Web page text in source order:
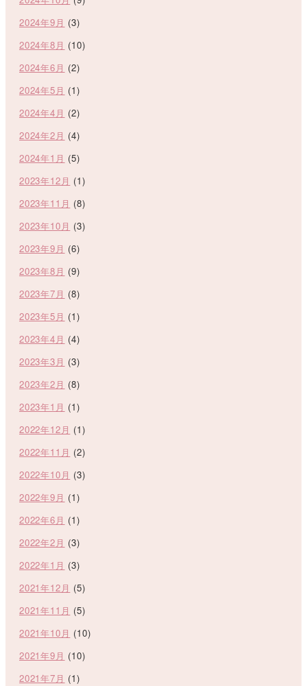
2024年9月 (3)
2024年8月 (10)
2024年6月 (2)
2024年5月 (1)
2024年4月 (2)
2024年2月 (4)
2024年1月 (5)
2023年12月 (1)
2023年11月 (8)
2023年10月 (3)
2023年9月 (6)
2023年8月 (9)
2023年7月 (8)
2023年5月 (1)
2023年4月 (4)
2023年3月 (3)
2023年2月 (8)
2023年1月 (1)
2022年12月 (1)
2022年11月 (2)
2022年10月 (3)
2022年9月 (1)
2022年6月 (1)
2022年2月 (3)
2022年1月 (3)
2021年12月 (5)
2021年11月 (5)
2021年10月 (10)
2021年9月 (10)
2021年7月 (1)